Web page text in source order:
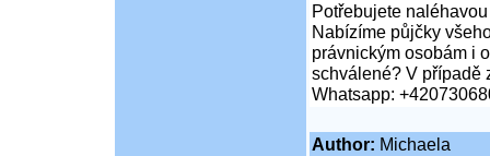
Potřebujete
Nabízíme půjčky
právnickým osobám i
schválené? V případě
Whatsapp:
Author: Michaela